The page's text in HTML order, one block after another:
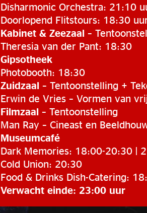
Disharmonic Orchestra: 21:10
Doorlopend Flitstours: 18:30
Kabinet & Zeezaal –
Theresia van der Pant: 18:30
Gipsotheek
Photobooth: 18:30
Zuidzaal – Tentoonstelling +
Erwin de Vries – Vormen van
Filmzaal – Tentoonstelling
Man Ray – Cineast en
Museumcafé
Dark Memories: 18:00-20:30 |
Cold Union: 20:30
Food & Drinks Dish-Catering:
Verwacht einde: 23:00 uur